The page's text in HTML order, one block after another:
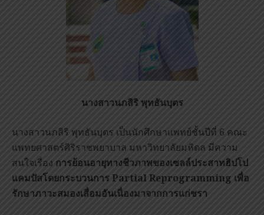
นางสาวนภสิริ พุทธันบุตร
นางสาวนภสิริ พุทธันบุตร เป็นนักศึกษาแพทย์ชั้นปีที่ 6 คณะ
แพทยศาสตร์ศิริราชพยาบาล มหาวิทยาลัยมหิดล มีความ
สนใจเรื่อง การย้อนอายุทางชีวภาพของเซลล์ประสาทฮิปโป
แคมปัสโดยกระบวนการ Partial Reprogramming เพื่อ
รักษาภาวะสมองเสื่อมอันเนื่องมาจากการแก่ชรา